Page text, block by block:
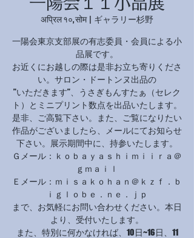
© Copyright
अप्रिल १०, सोम
  |
ギャラリー杉野
一陽会東京支部展の有志委員・会員による小
品展です。
お近くにお越しの際は是非お立ち寄りくださ
い。サロン・ドートンヌ出品の
”いただきます”、うさぎもんすたぁ（セレク
ト）とミニプリント数点を出品いたします。
是非、ご高覧下さい。また、ご覧になりたい
作品がございましたら、メールにてお知らせ
下さい。展示期間中に、持参いたします。
Ｇメール：ｋｏｂａｙａｓｈｉｍｉｉｒａ＠
ｇｍａｉｌ
Ｅメール：ｍｉｓａｋｏｈａｎ＠ｋｚｆ．ｂ
ｉｇｌｏｂｅ．ｎｅ．ｊｐ
まで、お気軽にお問い合わせください。本日
より、受付いたします。
また、特別に何かなければ、10日~16日、11